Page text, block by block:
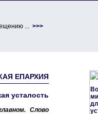
... >>>
ЕПАРХИЯ
усталость
Слово